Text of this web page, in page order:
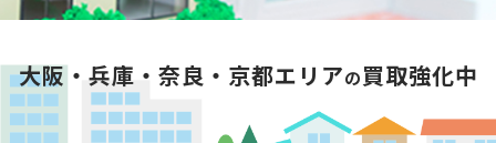
大阪・兵庫・奈良・京都エリアの買取強化中